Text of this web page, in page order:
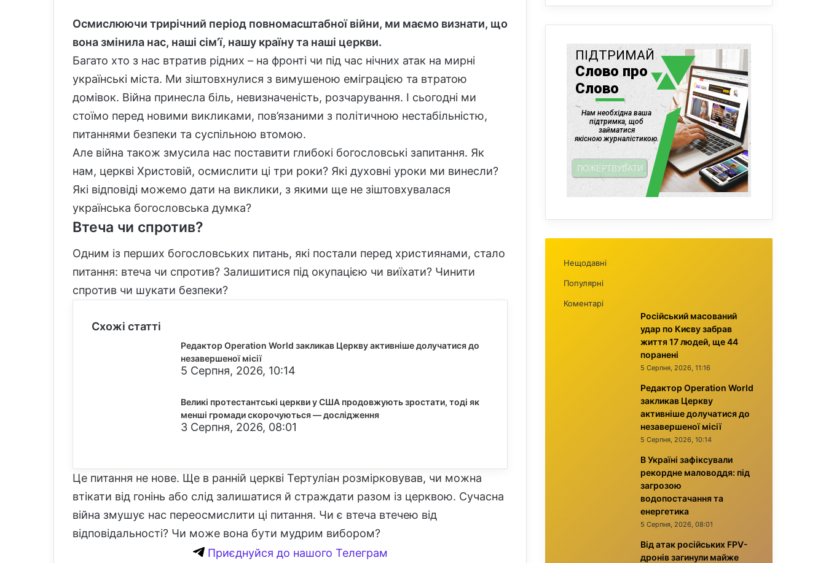
Осмислюючи трирічний період повномасштабної війни, ми маємо визнати, що
вона змінила нас, наші сім’ї, нашу країну та наші церкви.
Багато хто з нас втратив рідних – на фронті чи під час нічних атак на мирні
українські міста. Ми зіштовхнулися з вимушеною еміграцією та втратою
домівок. Війна принесла біль, невизначеність, розчарування. І сьогодні ми
стоїмо перед новими викликами, пов’язаними з політичною нестабільністю,
питаннями безпеки та суспільною втомою.
Але війна також змусила нас поставити глибокі богословські запитання. Як
нам, церкві Христовій, осмислити ці три роки? Які духовні уроки ми винесли?
Які відповіді можемо дати на виклики, з якими ще не зіштовхувалася
українська богословська думка?
Втеча чи спротив?
Одним із перших богословських питань, які постали перед християнами, стало
питання: втеча чи спротив? Залишитися під окупацією чи виїхати? Чинити
спротив чи шукати безпеки?
Схожі статті
Редактор Operation World закликав Церкву активніше долучатися до
незавершеної місії
5 Серпня, 2026, 10:14
Великі протестантські церкви у США продовжують зростати, тоді як
менші громади скорочуються — дослідження
3 Серпня, 2026, 08:01
Це питання не нове. Ще в ранній церкві Тертуліан розмірковував, чи можна
втікати від гонінь або слід залишатися й страждати разом із церквою. Сучасна
війна змушує нас переосмислити ці питання. Чи є втеча втечею від
відповідальності? Чи може вона бути мудрим вибором?
Приєднуйся до нашого Телеграм
Нещодавні
Популярні
Коментарі
Російський масований
удар по Києву забрав
життя 17 людей, ще 44
поранені
5 Серпня, 2026, 11:16
Редактор Operation World
закликав Церкву
активніше долучатися до
незавершеної місії
5 Серпня, 2026, 10:14
В Україні зафіксували
рекордне маловоддя: під
загрозою
водопостачання та
енергетика
5 Серпня, 2026, 08:01
Від атак російських FPV-
дронів загинули майже